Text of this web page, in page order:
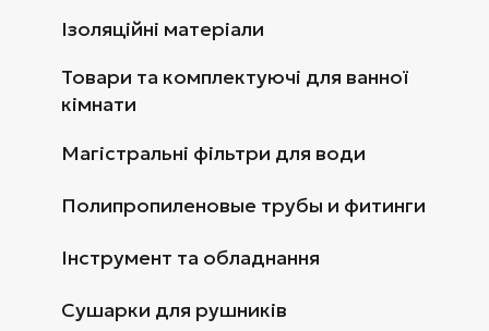
Ізоляційні матеріали
Товари та комплектуючі для ванної
кімнати
Магістральні фільтри для води
Полипропиленовые трубы и фитинги
Інструмент та обладнання
Сушарки для рушників